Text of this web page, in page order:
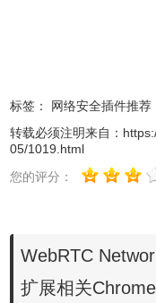
1.用户离线安装
chrome插件的离线安装
https://huajiakeji.com/
标签： 网络安全插件推荐
转载必须注明来自：
05/1019.html
您的评分：
WebRTC
扩展相关